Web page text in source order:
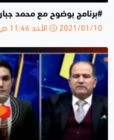
#برنامج بوضوح مع محمد جبار19-2-2019
2021/01/10 الأحد 11:46 ص